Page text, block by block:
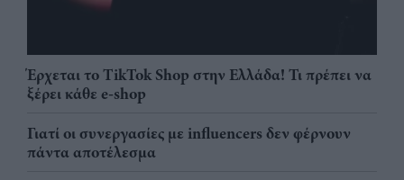
Έρχεται το TikTok Shop στην Ελλάδα! Τι πρέπει να
ξέρει κάθε e-shop
Γιατί οι συνεργασίες με influencers δεν φέρνουν
πάντα αποτέλεσμα